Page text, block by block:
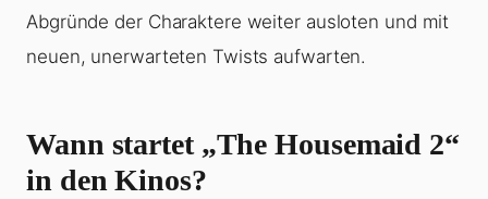
Abgründe der Charaktere weiter ausloten und mit
neuen, unerwarteten Twists aufwarten.
Wann startet „The Housemaid 2“
in den Kinos?